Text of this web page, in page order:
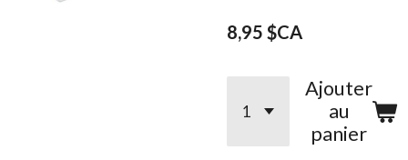
8,95 $CA
Ajouter
au
panier